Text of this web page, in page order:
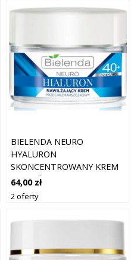
BIELENDA NEURO
HYALURON
SKONCENTROWANY KREM
NAWILŻAJĄCY O DZIAŁANIU
WYGŁADZAJĄCYM 40+ 50
64,00 zł
2 oferty